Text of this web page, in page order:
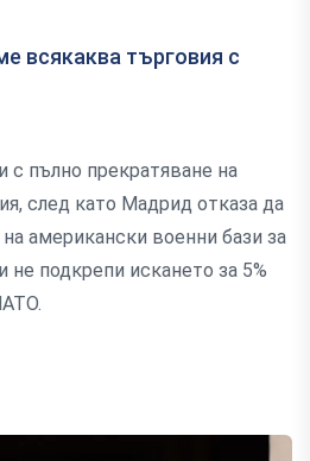
всякаква търговия с
пълно прекратяване на
след като Мадрид отказа да
американски военни бази за
подкрепи искането за 5%